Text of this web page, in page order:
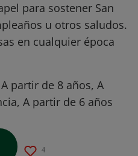
para sostener San
u otros saludos.
en cualquier época
partir de 8 años, A
A partir de 6 años
4